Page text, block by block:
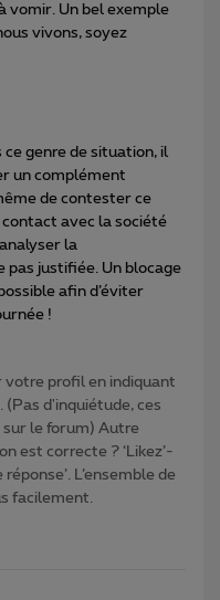
vomir. Un bel exemple
vivons, soyez
ce genre de situation, il
un complément
de contester ce
avec la société
la
pas justifiée. Un blocage
afin d’éviter
!
profil en indiquant
d'inquiétude, ces
le forum) Autre
est correcte ? ‘Likez’-
L’ensemble de
facilement.